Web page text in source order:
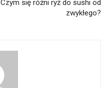
Czym się różni ryż do sushi od
zwykłego?